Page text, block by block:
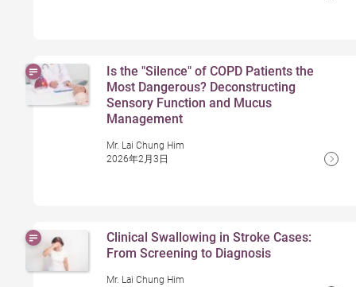
Is the "Silence" of COPD Patients the
Most Dangerous? Deconstructing
Sensory Function and Mucus
Management
Mr. Lai Chung Him
2026年2月3日
Clinical Swallowing in Stroke Cases:
From Screening to Diagnosis
Mr. Lai Chung Him